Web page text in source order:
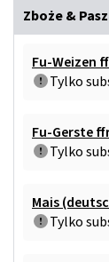
Zboże &
Fu-Weizen
Tylko
Fu-Gerste
Tylko
Mais
Tylko